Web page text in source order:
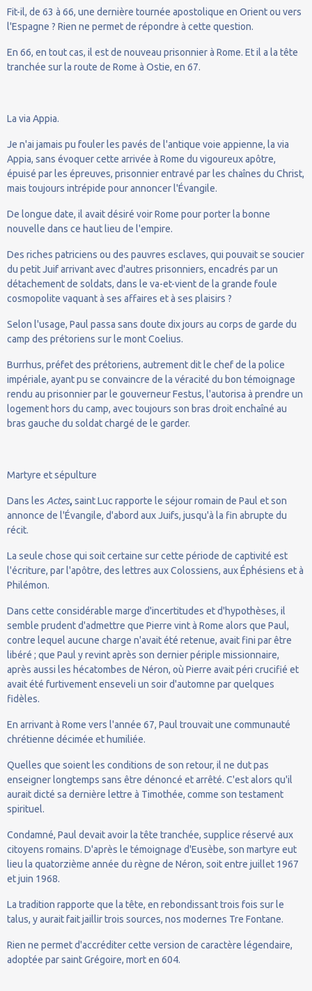
Fit-il, de 63 à 66, une dernière tournée apostolique en Orient ou vers
l'Espagne ? Rien ne permet de répondre à cette question.
En 66, en tout cas, il est de nouveau prisonnier à Rome. Et il a la tête
tranchée sur la route de Rome à Ostie, en 67.
La via Appia.
Je n'ai jamais pu fouler les pavés de l'antique voie appienne, la via
Appia, sans évoquer cette arrivée à Rome du vigoureux apôtre,
épuisé par les épreuves, prisonnier entravé par les chaînes du Christ,
mais toujours intrépide pour annoncer l'Évangile.
De longue date, il avait désiré voir Rome pour porter la bonne
nouvelle dans ce haut lieu de l'empire.
Des riches patriciens ou des pauvres esclaves, qui pouvait se soucier
du petit Juif arrivant avec d'autres prisonniers, encadrés par un
détachement de soldats, dans le va-et-vient de la grande foule
cosmopolite vaquant à ses affaires et à ses plaisirs ?
Selon l'usage, Paul passa sans doute dix jours au corps de garde du
camp des prétoriens sur le mont Coelius.
Burrhus, préfet des prétoriens, autrement dit le chef de la police
impériale, ayant pu se convaincre de la véracité du bon témoignage
rendu au prisonnier par le gouverneur Festus, l'autorisa à prendre un
logement hors du camp, avec toujours son bras droit enchaîné au
bras gauche du soldat chargé de le garder.
Martyre et sépulture
Dans les Actes, saint Luc rapporte le séjour romain de Paul et son
annonce de l'Évangile, d'abord aux Juifs, jusqu'à la fin abrupte du
récit.
La seule chose qui soit certaine sur cette période de captivité est
l'écriture, par l'apôtre, des lettres aux Colossiens, aux Éphésiens et à
Philémon.
Dans cette considérable marge d'incertitudes et d'hypothèses, il
semble prudent d'admettre que Pierre vint à Rome alors que Paul,
contre lequel aucune charge n'avait été retenue, avait fini par être
libéré ; que Paul y revint après son dernier périple missionnaire,
après aussi les hécatombes de Néron, où Pierre avait péri crucifié et
avait été furtivement enseveli un soir d'automne par quelques
fidèles.
En arrivant à Rome vers l'année 67, Paul trouvait une communauté
chrétienne décimée et humiliée.
Quelles que soient les conditions de son retour, il ne dut pas
enseigner longtemps sans être dénoncé et arrêté. C'est alors qu'il
aurait dicté sa dernière lettre à Timothée, comme son testament
spirituel.
Condamné, Paul devait avoir la tête tranchée, supplice réservé aux
citoyens romains. D'après le témoignage d'Eusèbe, son martyre eut
lieu la quatorzième année du règne de Néron, soit entre juillet 1967
et juin 1968.
La tradition rapporte que la tête, en rebondissant trois fois sur le
talus, y aurait fait jaillir trois sources, nos modernes Tre Fontane.
Rien ne permet d'accréditer cette version de caractère légendaire,
adoptée par saint Grégoire, mort en 604.